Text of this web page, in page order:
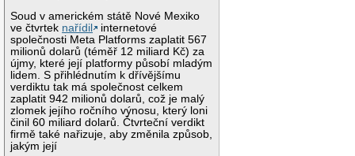
Soud v americkém státě Nové Mexiko
ve čtvrtek nařídil
internetové
společnosti Meta Platforms zaplatit 567
milionů dolarů (téměř 12 miliard Kč) za
újmy, které její platformy působí mladým
lidem. S přihlédnutím k dřívějšímu
verdiktu tak má společnost celkem
zaplatit 942 milionů dolarů, což je malý
zlomek jejího ročního výnosu, který loni
činil 60 miliard dolarů. Čtvrteční verdikt
firmě také nařizuje, aby změnila způsob,
jakým její